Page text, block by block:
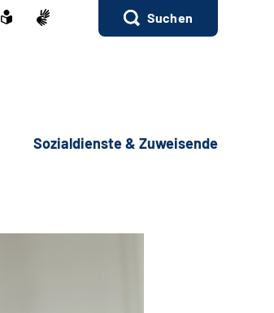
Suchen
Sozialdienste & Zuweisende